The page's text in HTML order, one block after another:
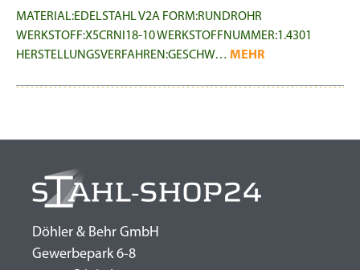
MATERIAL:EDELSTAHL V2A FORM:RUNDROHR
WERKSTOFF:X5CRNI18-10 WERKSTOFFNUMMER:1.4301
HERSTELLUNGSVERFAHREN:GESCHW… MEHR
Döhler & Behr GmbH
Gewerbepark 6-8